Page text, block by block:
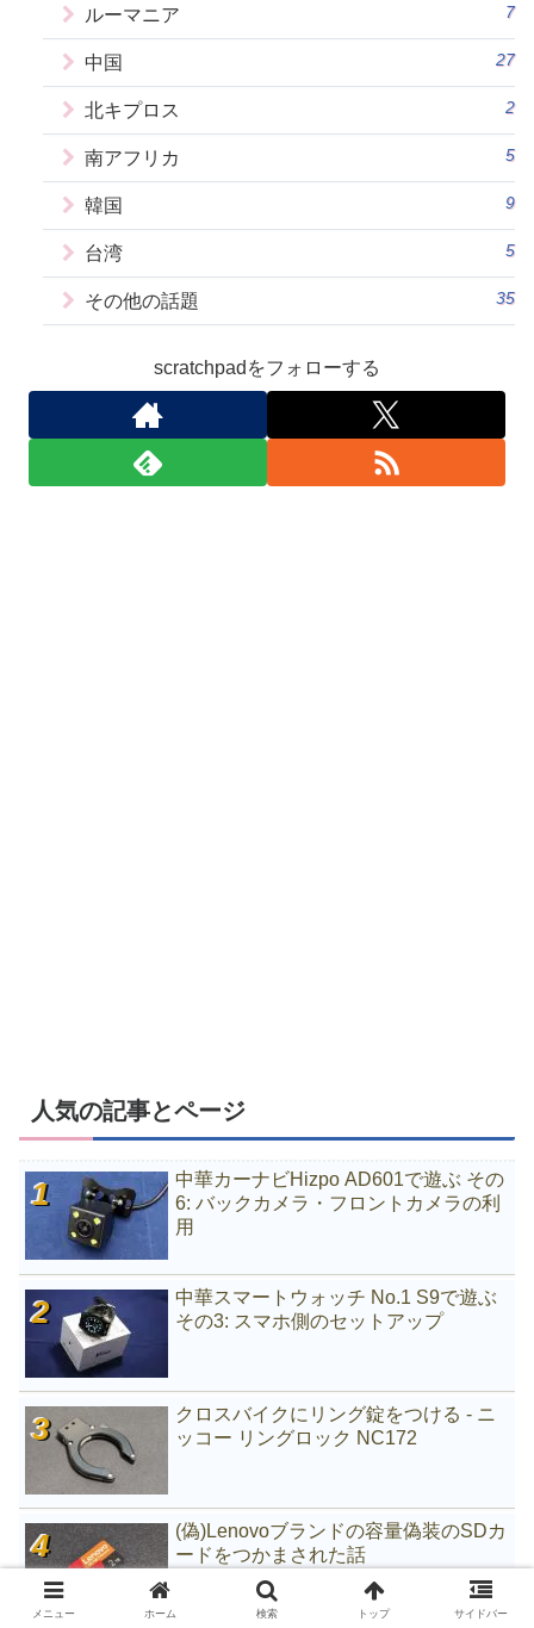
ルーマニア 7
中国 27
北キプロス 2
南アフリカ 5
韓国 9
台湾 5
その他の話題 35
scratchpadをフォローする
人気の記事とページ
中華カーナビHizpo AD601で遊ぶ その
6: バックカメラ・フロントカメラの利
用
中華スマートウォッチ No.1 S9で遊ぶ
その3: スマホ側のセットアップ
クロスバイクにリング錠をつける - ニ
ッコー リングロック NC172
(偽)Lenovoブランドの容量偽装のSDカ
ードをつかまされた話
メニュー ホーム 検索 トップ サイドバー